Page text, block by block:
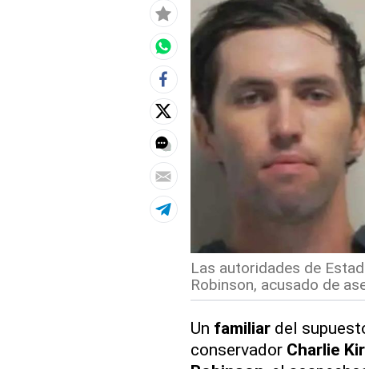
Las autoridades de
Robinson, acusado de
Un familiardel
conservador Charlie